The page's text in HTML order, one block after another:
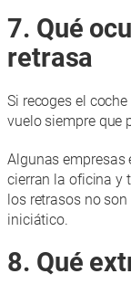
7. Qué
retrasa
Si recoges el
vuelo siempre que
Algunas empresas
cierran la oficina y
los retrasos no
iniciático.
8. Qué